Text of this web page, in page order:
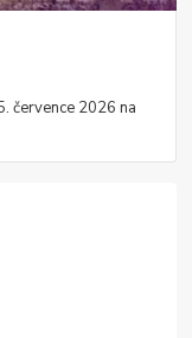
července 2026 na